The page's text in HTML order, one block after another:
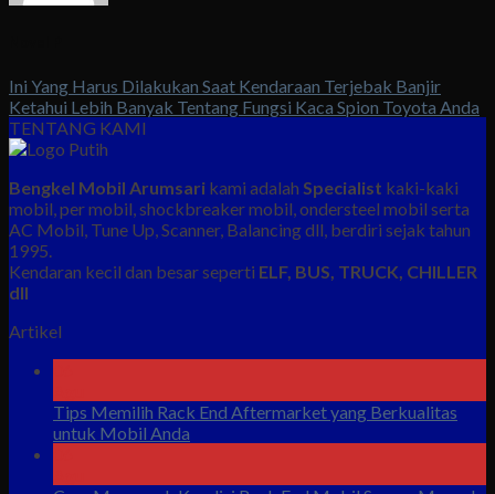
Ini Yang Harus Dilakukan Saat Kendaraan Terjebak Banjir
Ketahui Lebih Banyak Tentang Fungsi Kaca Spion Toyota Anda
TENTANG KAMI
Bengkel Mobil Arumsari kami adalah Specialist kaki-kaki
mobil, per mobil, shockbreaker mobil, ondersteel mobil serta
AC Mobil, Tune Up, Scanner, Balancing dll, berdiri sejak tahun
1995.
Kendaran kecil dan besar seperti ELF, BUS, TRUCK, CHILLER
dll
Artikel
Tips Memilih Rack End Aftermarket yang Berkualitas
untuk Mobil Anda